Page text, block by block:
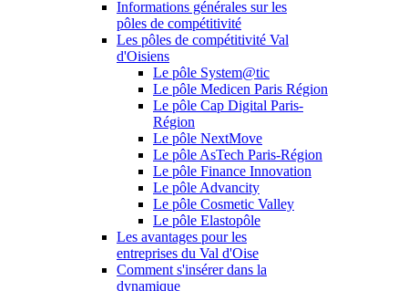
Informations générales sur les
pôles de compétitivité
Les pôles de compétitivité Val
d'Oisiens
Le pôle System@tic
Le pôle Medicen Paris Région
Le pôle Cap Digital Paris-
Région
Le pôle NextMove
Le pôle AsTech Paris-Région
Le pôle Finance Innovation
Le pôle Advancity
Le pôle Cosmetic Valley
Le pôle Elastopôle
Les avantages pour les
entreprises du Val d'Oise
Comment s'insérer dans la
dynamique